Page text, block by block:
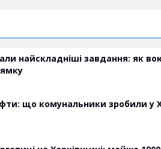
найскладніші завдання: як
що комунальники зробили у